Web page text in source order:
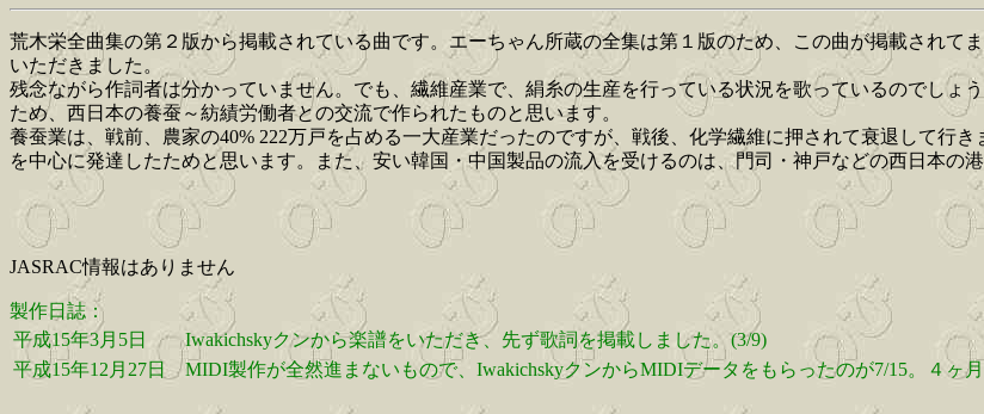
荒木栄全曲集の第２版から掲載されている曲です。エーちゃん所蔵の全集は第１版のため、この曲が掲載されて
いただきました。
残念ながら作詞者は分かっていません。でも、繊維産業で、絹糸の生産を行っている状況を歌っているのでしょ
ため、西日本の養蚕～紡績労働者との交流で作られたものと思います。
養蚕業は、戦前、農家の40% 222万戸を占める一大産業だったのですが、戦後、化学繊維に押されて衰退して行
を中心に発達したためと思います。また、安い韓国・中国製品の流入を受けるのは、門司・神戸などの西日本の
JASRAC情報はありません
製作日誌：
平成15年3月5日
Iwakichskyクンから楽譜をいただき、先ず歌詞を掲載しました。(3/9)
平成15年12月27日
MIDI製作が全然進まないもので、IwakichskyクンからMIDIデータをもらったのが7/15。４ヶ